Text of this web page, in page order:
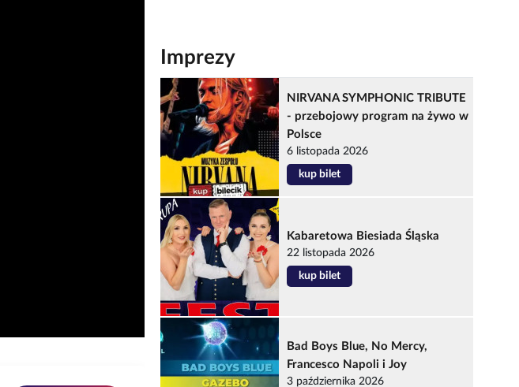
Imprezy
NIRVANA SYMPHONIC TRIBUTE
- przebojowy program na żywo w
Polsce
6 listopada 2026
kup bilet
Kabaretowa Biesiada Śląska
22 listopada 2026
kup bilet
Bad Boys Blue, No Mercy,
Francesco Napoli i Joy
3 października 2026